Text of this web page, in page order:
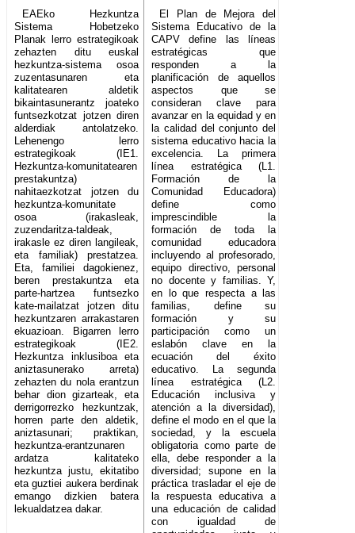
EAEko Hezkuntza
Sistema Hobetzeko
Planak lerro estrategikoak
zehazten ditu euskal
hezkuntza-sistema osoa
zuzentasunaren eta
kalitatearen aldetik
bikaintasunerantz joateko
funtsezkotzat jotzen diren
alderdiak antolatzeko.
Lehenengo lerro
estrategikoak (IE1.
Hezkuntza-komunitatearen
prestakuntza)
nahitaezkotzat jotzen du
hezkuntza-komunitate
osoa (irakasleak,
zuzendaritza-taldeak,
irakasle ez diren langileak,
eta familiak) prestatzea.
Eta, familiei dagokienez,
beren prestakuntza eta
parte-hartzea funtsezko
kate-mailatzat jotzen ditu
hezkuntzaren arrakastaren
ekuazioan. Bigarren lerro
estrategikoak (IE2.
Hezkuntza inklusiboa eta
aniztasunerako arreta)
zehazten du nola erantzun
behar dion gizarteak, eta
derrigorrezko hezkuntzak,
horren parte den aldetik,
aniztasunari; praktikan,
hezkuntza-erantzunaren
ardatza kalitateko
hezkuntza justu, ekitatibo
eta guztiei aukera berdinak
emango dizkien batera
lekualdatzea dakar.
El Plan de Mejora del
Sistema Educativo de la
CAPV define las líneas
estratégicas que
responden a la
planificación de aquellos
aspectos que se
consideran clave para
avanzar en la equidad y en
la calidad del conjunto del
sistema educativo hacia la
excelencia. La primera
línea estratégica (L1.
Formación de la
Comunidad Educadora)
define como
imprescindible la
formación de toda la
comunidad educadora
incluyendo al profesorado,
equipo directivo, personal
no docente y familias. Y,
en lo que respecta a las
familias, define su
formación y su
participación como un
eslabón clave en la
ecuación del éxito
educativo. La segunda
línea estratégica (L2.
Educación inclusiva y
atención a la diversidad),
define el modo en el que la
sociedad, y la escuela
obligatoria como parte de
ella, debe responder a la
diversidad; supone en la
práctica trasladar el eje de
la respuesta educativa a
una educación de calidad
con igualdad de